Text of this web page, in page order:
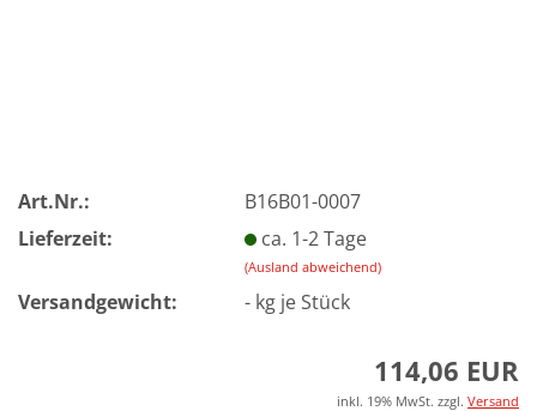
Art.Nr.:
B16B01-0007
Lieferzeit:
ca. 1-2 Tage
(Ausland abweichend)
Versandgewicht: - kg je Stück
114,06 EUR
inkl. 19% MwSt. zzgl. Versand